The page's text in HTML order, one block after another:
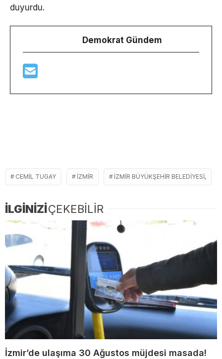
duyurdu.
Demokrat Gündem
CEMIL TUGAY İZMIR İZMIR BÜYÜKŞEHIR BELEDIYESI,
İLGİNİZİÇEKEBİLİR
İzmir’de ulaşıma 30 Ağustos müjdesi masada!